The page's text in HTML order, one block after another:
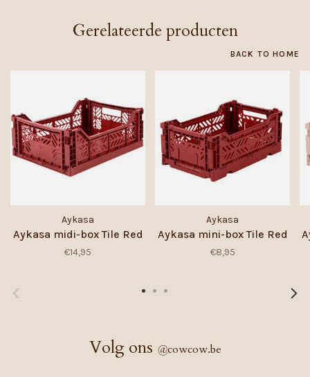
Gerelateerde producten
BACK TO HOME
Aykasa
Aykasa midi-box Tile Red
€14,95
Aykasa
Aykasa mini-box Tile Red
€8,95
Volg ons @cowcow.be